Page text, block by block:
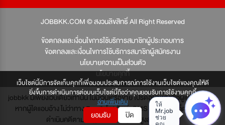
เว็บไซต์นี้มีการจัดเก็บคุกกี้เพื่อมอบประสบการณ์การใช้งานเว็บไซต์ของคุณให้ดี
ยิ่งขึ้นการดำเนินการต่อบนเว็บไซต์นี้ถือว่าคุณยอมรับการใช้งานคุกกี้
อ่านเพิ่มเติม
ยอมรับ ปิด
JOBBKK.COM © สงวนลิขสิทธิ์ All Right Reserved
ข้อตกลงและเงื่อนไขการใช้บริการสมาชิกผู้ประกอบการ
ข้อตกลงและเงื่อนไขการใช้บริการสมาชิกผู้สมัครงาน
นโยบายความเป็นส่วนตัว
นโยบายคุกกี้
jobbkk มีเพียงเว็บเดียวเท่านั้น ไม่มีเว็บเครือข่าย โปรดอย่าหลงเชื่อผู้แอบอ้าง และ
หากผู้ใดแอบอ้าง ไม่ว่าทาง Email, โทรศัพท์, SMS หรือทางใดก็ตาม จะถูก
ดำเนินคดีตามที่กฎหมายบัญญัติไว้สูงสุด